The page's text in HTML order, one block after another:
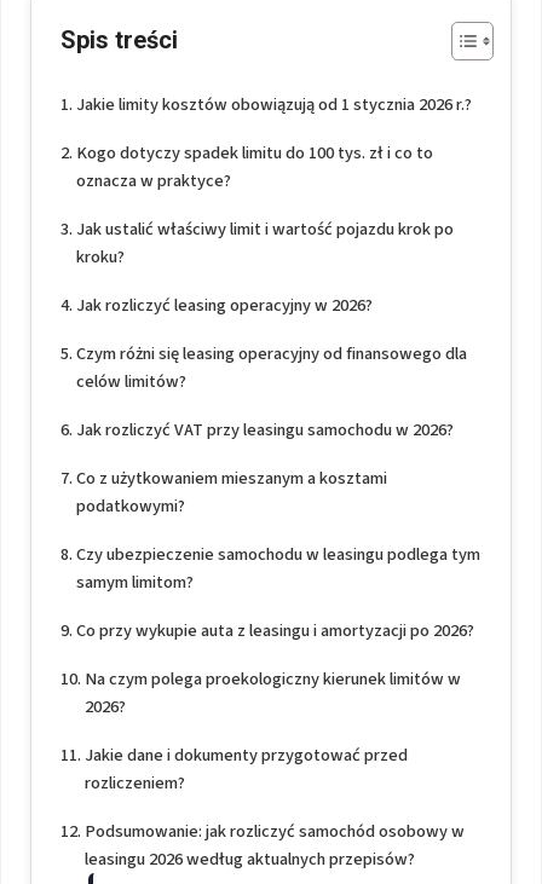
Spis treści
Jakie limity kosztów obowiązują od 1 stycznia 2026 r.?
Kogo dotyczy spadek limitu do 100 tys. zł i co to
oznacza w praktyce?
Jak ustalić właściwy limit i wartość pojazdu krok po
kroku?
Jak rozliczyć leasing operacyjny w 2026?
Czym różni się leasing operacyjny od finansowego dla
celów limitów?
Jak rozliczyć VAT przy leasingu samochodu w 2026?
Co z użytkowaniem mieszanym a kosztami
podatkowymi?
Czy ubezpieczenie samochodu w leasingu podlega tym
samym limitom?
Co przy wykupie auta z leasingu i amortyzacji po 2026?
Na czym polega proekologiczny kierunek limitów w
2026?
Jakie dane i dokumenty przygotować przed
rozliczeniem?
Podsumowanie: jak rozliczyć samochód osobowy w
leasingu 2026 według aktualnych przepisów?